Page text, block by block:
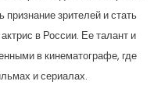
зрителей и стать
в России. Ее талант и
в кинематографе, где
и сериалах.